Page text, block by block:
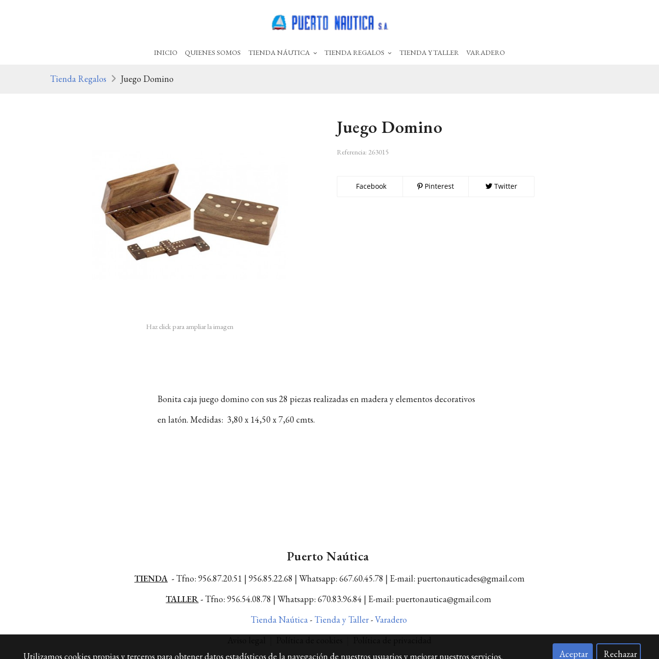
INICIO QUIENES SOMOS TIENDA NÁUTICA TIENDA REGALOS TIENDA Y TALLER VARADERO
Tienda Regalos Juego Domino
Haz click para ampliar la imagen
Juego Domino
Referencia: 263015
Facebook Pinterest Twitter
Bonita caja juego domino con sus 28 piezas realizadas en madera y elementos decorativos
en latón. Medidas: 3,80 x 14,50 x 7,60 cmts.
Puerto Naútica
TIENDA - Tfno: 956.87.20.51 | 956.85.22.68 | Whatsapp: 667.60.45.78 | E-mail: puertonauticades@gmail.com
TALLER- Tfno: 956.54.08.78 | Whatsapp: 670.83.96.84 | E-mail: puertonautica@gmail.com
Tienda Naútica- Tienda y Taller-Varadero
Utilizamos cookies propias y terceros para obtener datos estadísticos de la navegación de nuestros usuarios y mejorar nuestros servicios.
Aceptar Rechazar